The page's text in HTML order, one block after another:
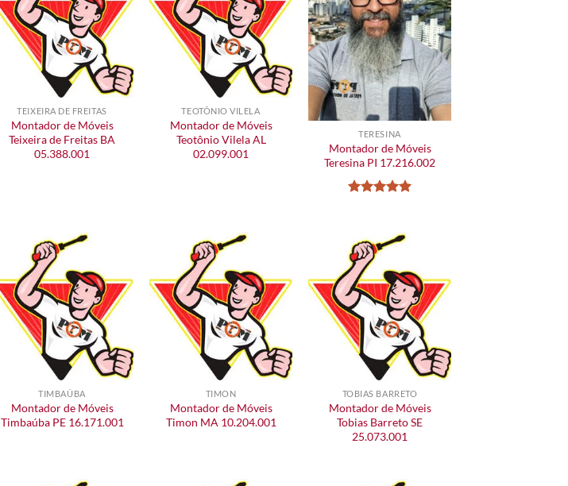
TEIXEIRA DE FREITAS
Montador de Móveis
Teixeira de Freitas BA
05.388.001
TEOTÔNIO VILELA
Montador de Móveis
Teotônio Vilela AL
02.099.001
TERESINA
Montador de Móveis
Teresina PI 17.216.002
TIMBAÚBA
Montador de Móveis
Timbaúba PE 16.171.001
TIMON
Montador de Móveis
Timon MA 10.204.001
TOBIAS BARRETO
Montador de Móveis
Tobias Barreto SE
25.073.001